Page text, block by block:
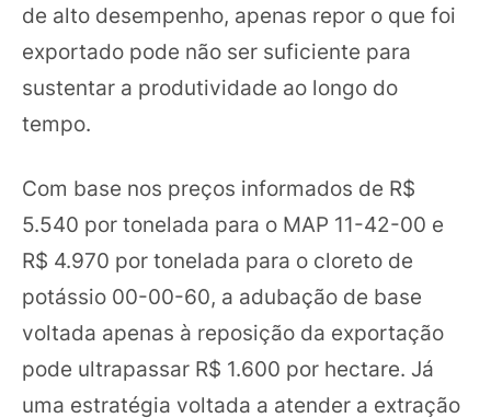
de alto desempenho, apenas repor o que foi
exportado pode não ser suficiente para
sustentar a produtividade ao longo do
tempo.
Com base nos preços informados de R$
5.540 por tonelada para o MAP 11-42-00 e
R$ 4.970 por tonelada para o cloreto de
potássio 00-00-60, a adubação de base
voltada apenas à reposição da exportação
pode ultrapassar R$ 1.600 por hectare. Já
uma estratégia voltada a atender a extração